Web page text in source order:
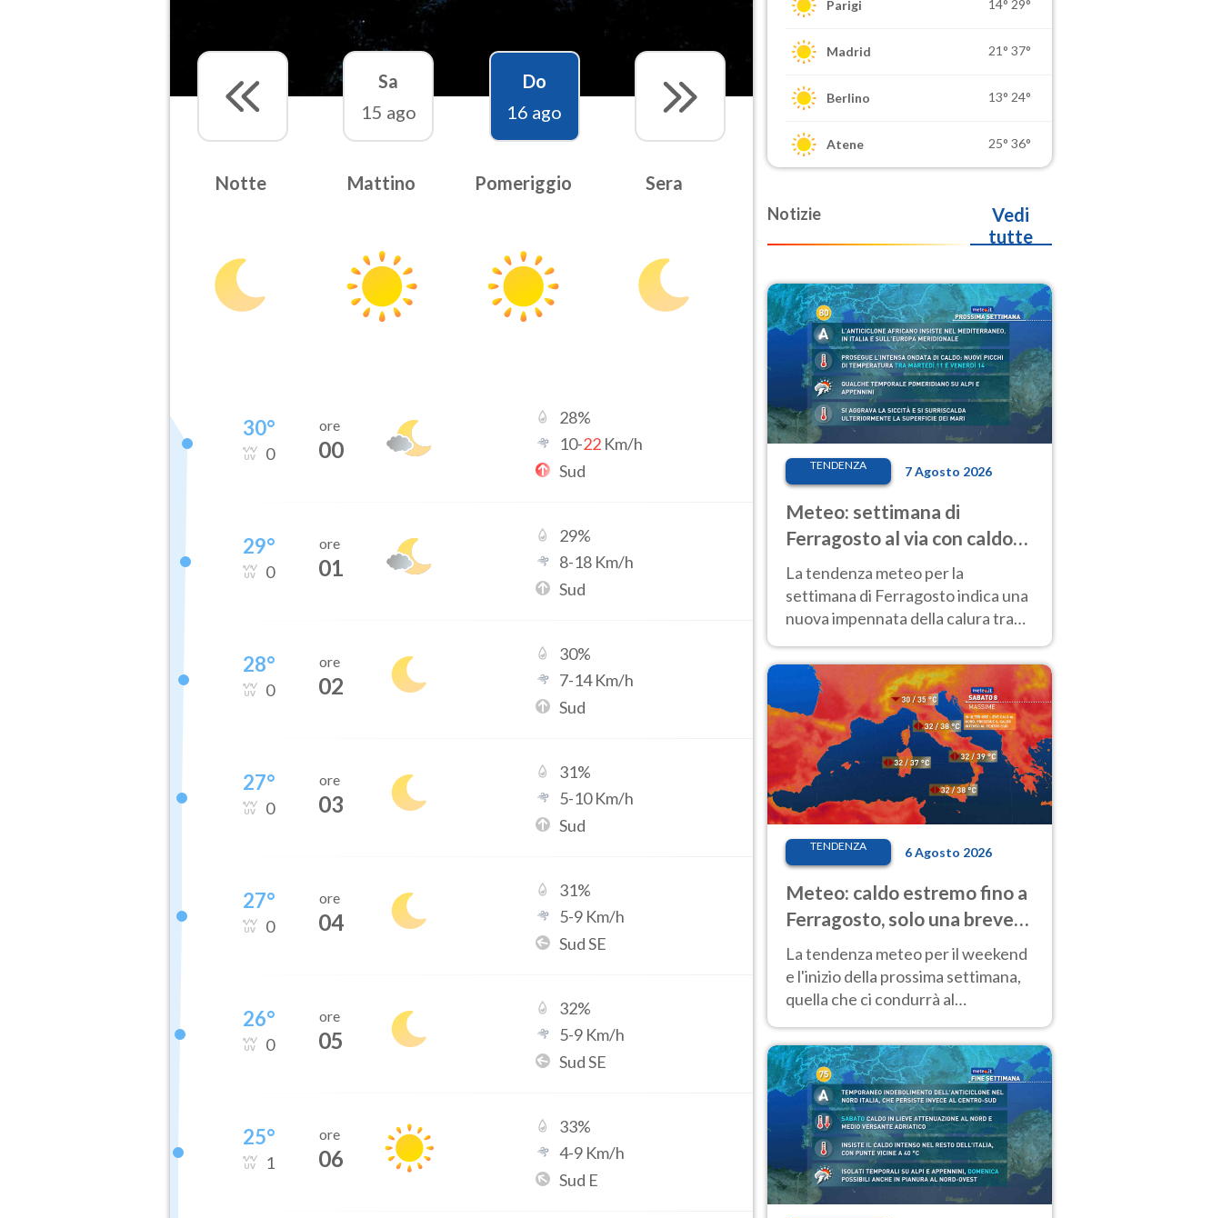
Sa
15 ago
Do
16 ago
Notte Mattino Pomeriggio Sera
30°
0
ore
00
28%
10-22 Km/h
Sud
29°
0
ore
01
29%
8-18 Km/h
Sud
28°
0
ore
02
30%
7-14Km/h
Sud
27°
0
ore
03
31%
5-10Km/h
Sud
27°
0
ore
04
31%
5-9 Km/h
Sud SE
26°
0
ore
05
32%
5-9 Km/h
Sud SE
25°
1
ore
06
33%
4-9 Km/h
Sud E
Parigi 14° 29°
Madrid 21° 37°
Berlino 13° 24°
Atene 25° 36°
Notizie
Vedi
tutte
TENDENZA 7 Agosto 2026
Meteo: settimana di
Ferragosto al via con caldo
intenso e qualche temporale
La tendenza meteo per la
settimana di Ferragosto indica una
nuova impennata della calura tra
anche al Nord.
TENDENZA 6 Agosto 2026
Meteo: caldo estremo fino a
Ferragosto, solo una breve
pausa. Ecco dove
La tendenza meteo per il weekend
e l'inizio della prossima settimana,
quella che ci condurrà al
temperature molto elevate